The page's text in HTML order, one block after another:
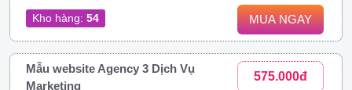
Kho hàng: 54 MUA NGAY
Mẫu website Agency 3 Dịch Vụ
Marketing
575.000đ